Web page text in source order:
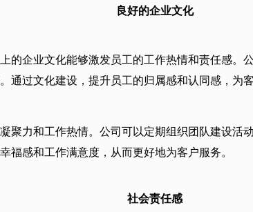
良好的企业文化
的企业文化能够激发员工的工作热情和责任感。
通过文化建设，提升员工的归属感和认同感，为
聚力和工作热情。公司可以定期组织团队建设活
福感和工作满意度，从而更好地为客户服务。
社会责任感